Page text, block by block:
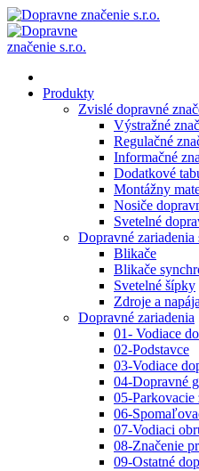
Produkty
Zvislé dopravné
Výstražné
Regulačné
Informačné
Dodatkové
Montážny
Nosiče
Svetelné
Dopravné zariadenia
Blikače
Blikače
Svetelné šípky
Zdroje a
Dopravné zariadenia
01- Vodiace
02-Podstavce
03-Vodiace
04-Dopravné
05-Parkovacie
06-
07-Vodiaci
08-Značenie
09-Ostatné